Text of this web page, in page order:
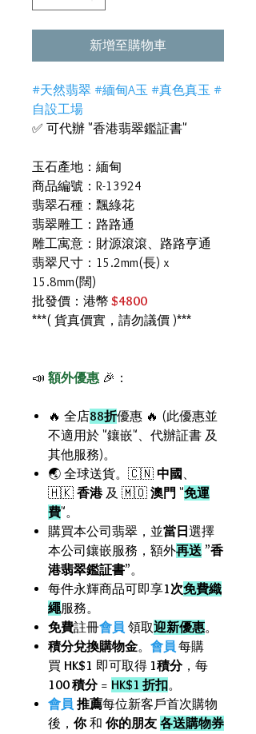
新增至購物車
#天然翡翠 #緬甸A玉 #真色真玉 #
自設工場
✅ 可代辦 "香港翡翠鑑証書"
玉石產地：緬甸
商品編號：R-13924
翡翠石種：飄綠花
翡翠雕工：路路通
雕工寓意：財源滾滾、路路亨通
翡翠尺寸：15.2mm(長) x
15.8mm(闊)
批發價：港幣 $4800
***( 貨真價實，請勿議價 )***
📣 額外優惠 🎉：
🔥 全店88折優惠 🔥 (此優惠並
不適用於 "鑲嵌"、代辦証書 及
其他服務)。
🌏 全球送貨。🇨🇳 中國 、
🇭🇰 香港及 🇲🇴 澳門 "免運
費"。
購買本公司翡翠，並當日 選擇
本公司鑲嵌服務，額外再送 ”香
港翡翠鑑証書”。
每件永輝商品可即享1次免費織
繩服務。
免費註冊會員 領取迎新優惠。
積分兌換購物金。 會員 每購
買 HK$1 即可取得 1積分，每
100 積分= HK$1 折扣。
會員 推薦每位新客戶首次購物
後， 你和 你的朋友 各送購物券